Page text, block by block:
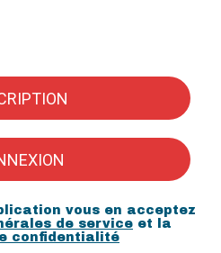
vous en acceptez
de service et la
confidentialité